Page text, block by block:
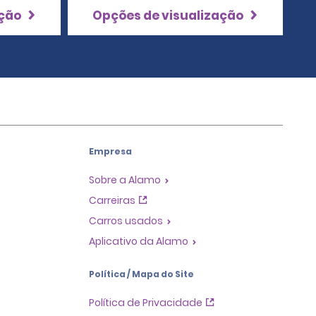
Opções de visualização
Empresa
Sobre a Alamo
Carreiras
Carros usados
Aplicativo da Alamo
Política / Mapa do Site
Política de Privacidade